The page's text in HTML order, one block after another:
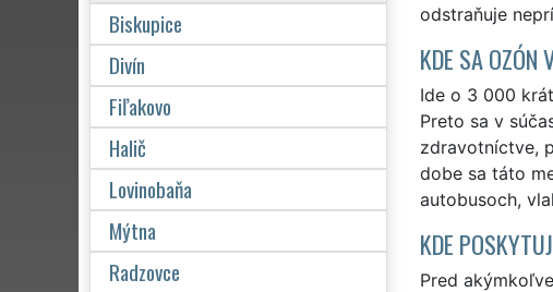
odstraňuje
KDE SA OZÓN
Ide o 3 000
Preto sa v
zdravotníctve,
dobe sa táto
autobusoch,
KDE
Pred
Biskupice
Divín
Fiľakovo
Halič
Lovinobaňa
Mýtna
Radzovce